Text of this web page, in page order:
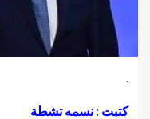
كتبت : نسمه تشطة